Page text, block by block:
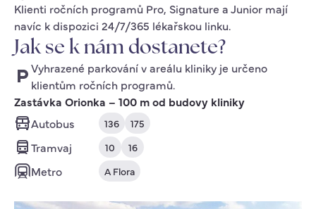
Klienti ročních programů Pro, Signature a Junior mají
navíc k dispozici 24/7/365 lékařskou linku.
Jak se k nám dostanete?
Vyhrazené parkování v areálu kliniky je určeno
klientům ročních programů.
Zastávka Orionka – 100 m od budovy kliniky
Autobus
136 175
Tramvaj 10 16
Metro A Flora